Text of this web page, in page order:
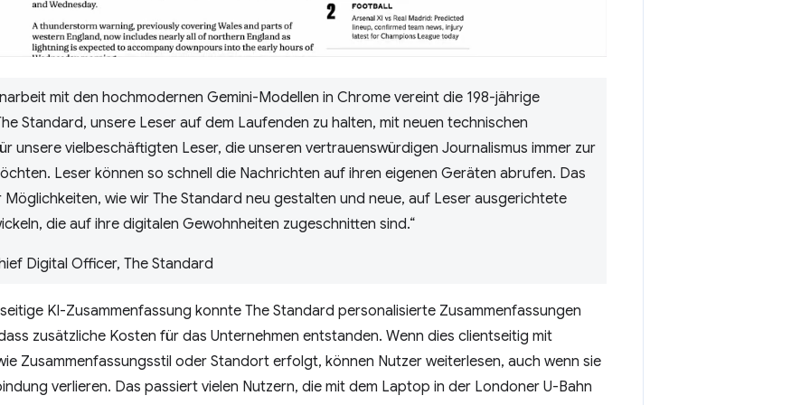
mit den hochmodernen Gemini-Modellen in Chrome vereint die 198-jährige
Standard, unsere Leser auf dem Laufenden zu halten, mit neuen technischen
unsere vielbeschäftigten Leser, die unseren vertrauenswürdigen Journalismus immer zur
Leser können so schnell die Nachrichten auf ihren eigenen Geräten abrufen. Das
Möglichkeiten, wie wir The Standard neu gestalten und neue, auf Leser ausgerichtete
die auf ihre digitalen Gewohnheiten zugeschnitten sind.“
Digital Officer, The Standard
KI-Zusammenfassung konnte The Standard personalisierte Zusammenfassungen
zusätzliche Kosten für das Unternehmen entstanden. Wenn dies clientseitig mit
Zusammenfassungsstil oder Standort erfolgt, können Nutzer weiterlesen, auch wenn sie
verlieren. Das passiert vielen Nutzern, die mit dem Laptop in der Londoner U-Bahn